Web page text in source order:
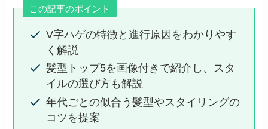
この記事のポイント
V字ハゲの特徴と進行原因をわかりやす
く解説
髪型トップ5を画像付きで紹介し、スタ
イルの選び方も解説
年代ごとの似合う髪型やスタイリングの
コツを提案